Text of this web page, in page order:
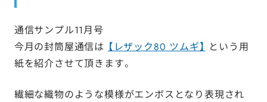
通信サンプル11月号
今月の封筒屋通信は 【レザック80 ツムギ】 という用
紙を紹介させて頂きます。
繊細な織物のような模様がエンボスとなり表現され